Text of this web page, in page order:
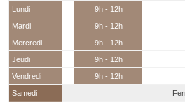
Lundi 9h - 12h
Mardi
9h - 12h
Mercredi
9h - 12h
Jeudi
9h - 12h
Vendredi
9h - 12h
Samedi